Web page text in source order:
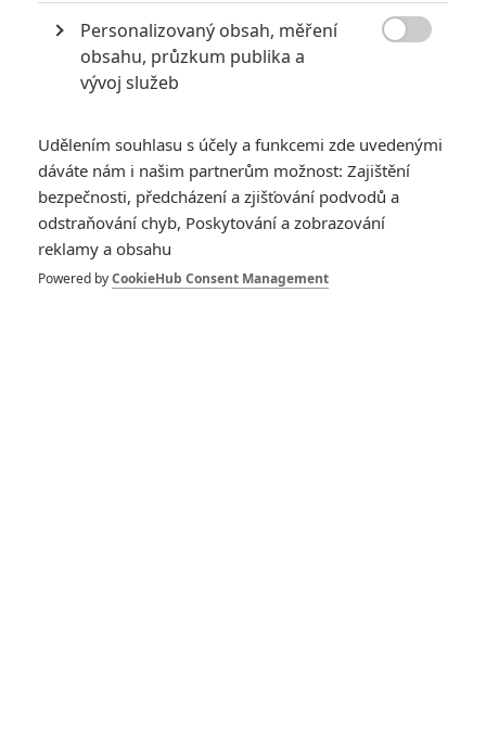
3ČLÁNEK | 01.08.2026 16:40
Marvel nečekaně zrušil již schválené pokračování
1 ČLÁNEK | 30.07.2026 20:14
Děti krve a kostí: Regulérní trailer představuje akční fantasy
dobrodružství s vůní Afriky
1ČLÁNEK | 30.07.2026 12:31
Spider-Man: Zbrusu nový den – Podle recenzí máme čekat
překvapivě emotivní a osobní film
Personalizovaný obsah, měření
obsahu, průzkum publika a
vývoj služeb
Udělením souhlasu s účely a funkcemi zde uvedenými
dáváte nám i našim partnerům možnost: Zajištění
bezpečnosti, předcházení a zjišťování podvodů a
odstraňování chyb, Poskytování a zobrazování
reklamy a obsahu
Powered byCookieHub Consent Management